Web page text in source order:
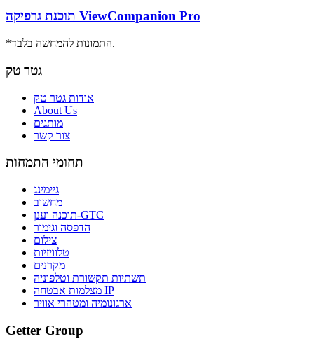
תוכנת גרפיקה ViewCompanion Pro
*התמונות להמחשה בלבד.
גטר טק
אודות גטר טק
About Us
מותגים
צור קשר
תחומי התמחות
גיימינג
מחשוב
תוכנה וענן-GTC
הדפסה וגימור
צילום
טלוויזיות
מקרנים
תשתיות תקשורת וטלפוניה
מצלמות אבטחה IP
ארגונומיה ומטהרי אוויר
Getter Group